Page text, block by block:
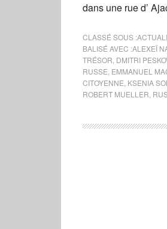
dans une rue d’
CLASSÉ SOUS :
BALISÉ AVEC :ALEXEÏ
TRÉSOR DMITRI
RUSSE EMMANUEL
CITOYENNE KSENIA
ROBERT MUELLER